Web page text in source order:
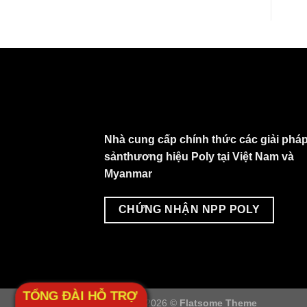
Nhà cung cấp chính thức các giải
sảnthương hiệu Poly tại Việt Nam và
Myanmar
CHỨNG NHẬN NPP POLY
Copyright 2026 © Flatsome Theme
TỔNG ĐÀI HỖ TRỢ